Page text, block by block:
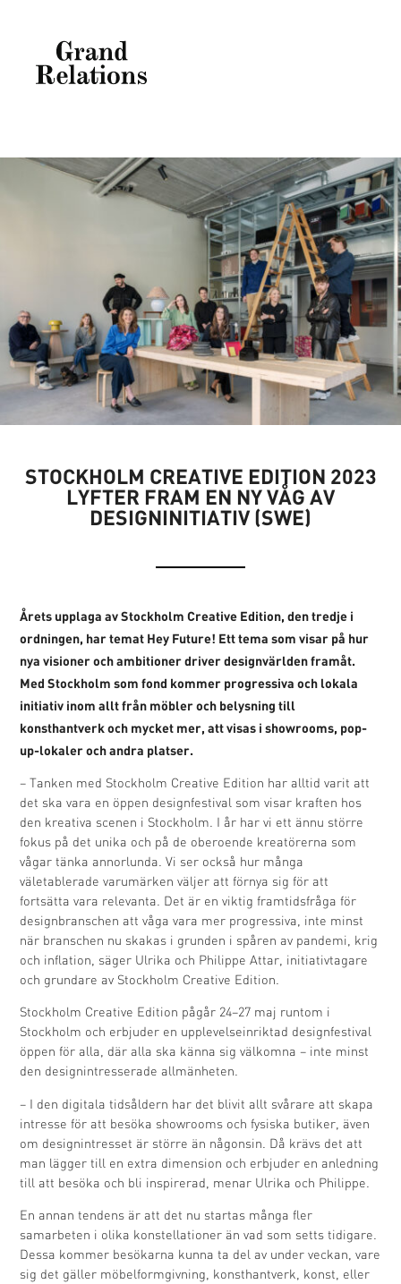
STOCKHOLM CREATIVE EDITION 2023
LYFTER FRAM EN NY VÅG AV
DESIGNINITIATIV (SWE)
Årets upplaga av Stockholm Creative Edition, den tredje i
ordningen, har temat Hey Future! Ett tema som visar på hur
nya visioner och ambitioner driver designvärlden framåt.
Med Stockholm som fond kommer progressiva och lokala
initiativ inom allt från möbler och belysning till
konsthantverk och mycket mer, att visas i showrooms, pop-
up-lokaler och andra platser.
– Tanken med Stockholm Creative Edition har alltid varit att
det ska vara en öppen designfestival som visar kraften hos
den kreativa scenen i Stockholm. I år har vi ett ännu större
fokus på det unika och på de oberoende kreatörerna som
vågar tänka annorlunda. Vi ser också hur många
väletablerade varumärken väljer att förnya sig för att
fortsätta vara relevanta. Det är en viktig framtidsfråga för
designbranschen att våga vara mer progressiva, inte minst
när branschen nu skakas i grunden i spåren av pandemi, krig
och inflation, säger Ulrika och Philippe Attar, initiativtagare
och grundare av Stockholm Creative Edition.
Stockholm Creative Edition pågår 24–27 maj runtom i
Stockholm och erbjuder en upplevelseinriktad designfestival
öppen för alla, där alla ska känna sig välkomna – inte minst
den designintresserade allmänheten.
– I den digitala tidsåldern har det blivit allt svårare att skapa
intresse för att besöka showrooms och fysiska butiker, även
om designintresset är större än någonsin. Då krävs det att
man lägger till en extra dimension och erbjuder en anledning
till att besöka och bli inspirerad, menar Ulrika och Philippe.
En annan tendens är att det nu startas många fler
samarbeten i olika konstellationer än vad som setts tidigare.
Dessa kommer besökarna kunna ta del av under veckan, vare
sig det gäller möbelformgivning, konsthantverk, konst, eller